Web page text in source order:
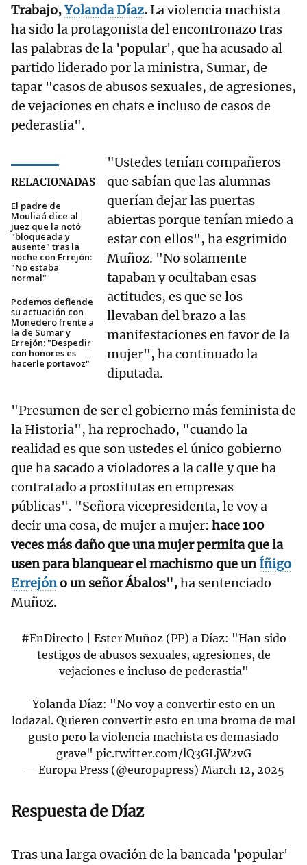
Trabajo,Yolanda Díaz.La violencia machista
ha sido la protagonista del encontronazo tras
las palabras de la 'popular', que ha acusado al
partido liderado por la ministra, Sumar, de
tapar "casos de abusos sexuales, de agresiones,
de vejaciones en chats e incluso de casos de
pederastia".
RELACIONADAS
El padre de
Mouliaá dice al
juez que la notó
"bloqueada y
ausente" tras la
noche con Errejón:
"No estaba
normal"
Podemos defiende
su actuación con
Monedero frente a
la de Sumar y
Errejón: "Despedir
con honores es
hacerle portavoz"
"Ustedes tenían compañeros
que sabían que las alumnas
querían dejar las puertas
abiertas porque tenían miedo a
estar con ellos", ha esgrimido
Muñoz. "No solamente
tapaban y ocultaban esas
actitudes, es que se los
llevaban del brazo a las
manifestaciones en favor de la
mujer", ha continuado la
diputada.
"Presumen de ser el gobierno más feminista de
la Historia", ha reprochado, "cuando la
realidad es que son ustedes el único gobierno
que ha sacado a violadores a la calle y que ha
contratado a prostitutas en empresas
públicas". "Señora vicepresidenta, le voy a
decir una cosa, de mujer a mujer: hace 100
veces más daño que una mujer permita que la
usen para blanquear el machismo que unÍñigo
Errejóno un señor Ábalos",ha sentenciado
Muñoz.
#EnDirecto | Ester Muñoz (PP) a Díaz: "Han sido
testigos de abusos sexuales, agresiones, de
vejaciones e incluso de pederastia"
Yolanda Díaz: "No voy a convertir esto en un
lodazal. Quieren convertir esto en una broma de mal
gusto pero la violencia machista es demasiado
grave" pic.twitter.com/lQ3GLjW2vG
— Europa Press (@europapress) March 12, 2025
Respuesta de Díaz
Tras una larga ovación de la bancada 'popular'